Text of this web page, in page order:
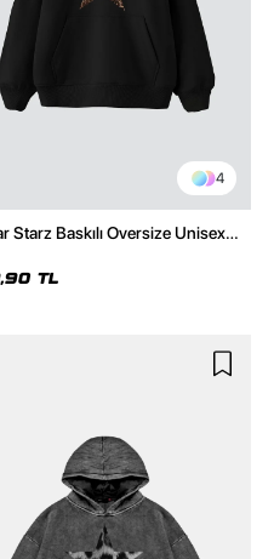
4
Starz Baskılı Oversize Unisex
TL